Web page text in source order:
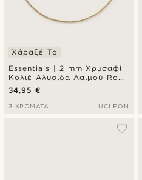
Essentials | 2 mm Χρυσαφί
Κολιέ Αλυσίδα Λαιμού Rope
Chain
Χάραξέ Το
34,95 €
3 ΧΡΏΜΑΤΑ LUCLEON